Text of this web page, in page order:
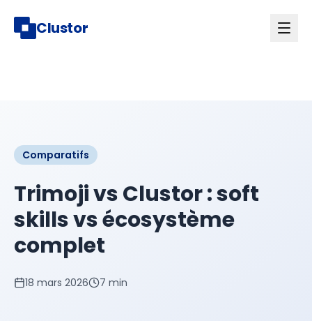
Clustor
Comparatifs
Trimoji vs Clustor : soft
skills vs écosystème
complet
18 mars 2026 7 min